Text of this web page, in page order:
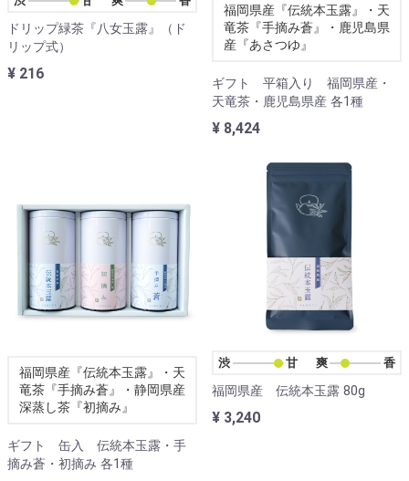
ドリップ緑茶『八女玉露』（ド
リップ式）
¥ 216
福岡県産『伝統本玉露』・天
竜茶『手摘み蒼』・鹿児島県
産『あさつゆ』
ギフト 平箱入り 福岡県産・
天竜茶・鹿児島県産 各1種
¥ 8,424
福岡県産『伝統本玉露』・天
竜茶『手摘み蒼』・静岡県産
深蒸し茶『初摘み』
ギフト 缶入 伝統本玉露・手
摘み蒼・初摘み 各1種
渋甘 爽香
福岡県産 伝統本玉露 80g
¥ 3,240